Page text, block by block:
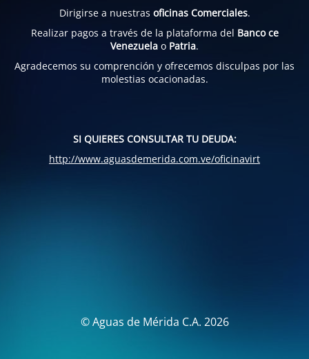
Dirigirse a nuestras oficinas Comerciales.
Realizar pagos a través de la plataforma del Banco ce
Venezuela o Patria.
Agradecemos su comprención y ofrecemos disculpas por las
molestias ocacionadas.
SI QUIERES CONSULTAR TU DEUDA:
http://www.aguasdemerida.com.ve/oficinavirt
© Aguas de Mérida C.A. 2026